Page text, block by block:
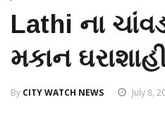
Lathi ના
મકાન
By CITY WATCH NEWS July 8,